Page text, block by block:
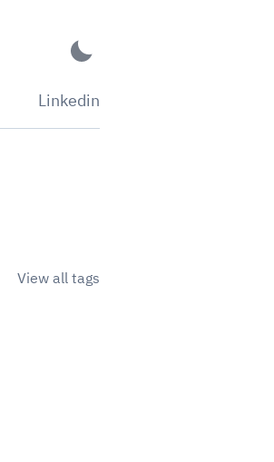
Linkedin
View all tags